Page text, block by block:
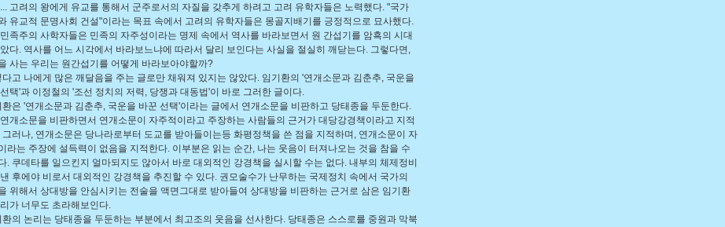
고려의 왕에게 유교를 통해서 군주로서의 자질을 갖추게 하려고 고려 유학자들은 노력했다. "국가
유교적 문명사회 건설"이라는 목표 속에서 고려의 유학자들은 몽골지배기를 긍정적으로 묘사했다.
족주의 사학자들은 민족의 자주성이라는 명제 속에서 역사를 바라보면서 원 간섭기를 암흑의 시대
다. 역사를 어느 시각에서 바라보느냐에 따라서 달리 보인다는 사실을 절실히 깨닫는다. 그렇다면,
사는 우리는 원간섭기를 어떻게 바라보아야할까?
다고 나에게 많은 깨달음을 주는 글로만 채워져 있지는 않았다. 임기환의 '연개소문과 김춘추, 국운을
택'과 이정철의 '조선 정치의 저력, 당쟁과 대동법'이 바로 그러한 글이다.
환은 '연개소문과 김춘추, 국운을 바꾼 선택'이라는 글에서 연개소문을 비판하고 당태종을 두둔한다.
개소문을 비판하면서 연개소문이 자주적이라고 주장하는 사람들의 근거가 대당강경책이라고 지적
그러나, 연개소문은 당나라로부터 도교를 받아들이는등 화평정책을 쓴 점을 지적하며, 연개소문이 자
라는 주장에 설득력이 없음을 지적한다. 이부분은 읽는 순간, 나는 웃음이 터져나오는 것을 참을 수
. 쿠데타를 일으킨지 얼마되지도 않아서 바로 대외적인 강경책을 실시할 수는 없다. 내부의 체제정비
후에야 비로서 대외적인 강경책을 추진할 수 있다. 권모술수가 난무하는 국제정치 속에서 국가의
위해서 상대방을 안심시키는 전술을 액면그대로 받아들여 상대방을 비판하는 근거로 삼은 임기환
가 너무도 초라해보인다.
환의 논리는 당태종을 두둔하는 부분에서 최고조의 웃음을 선사한다. 당태종은 스스로를 중원과 막북